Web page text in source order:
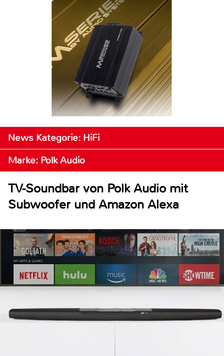
News Kategorie: HiFi
Marke: Polk Audio
TV-Soundbar von Polk Audio mit
Subwoofer und Amazon Alexa